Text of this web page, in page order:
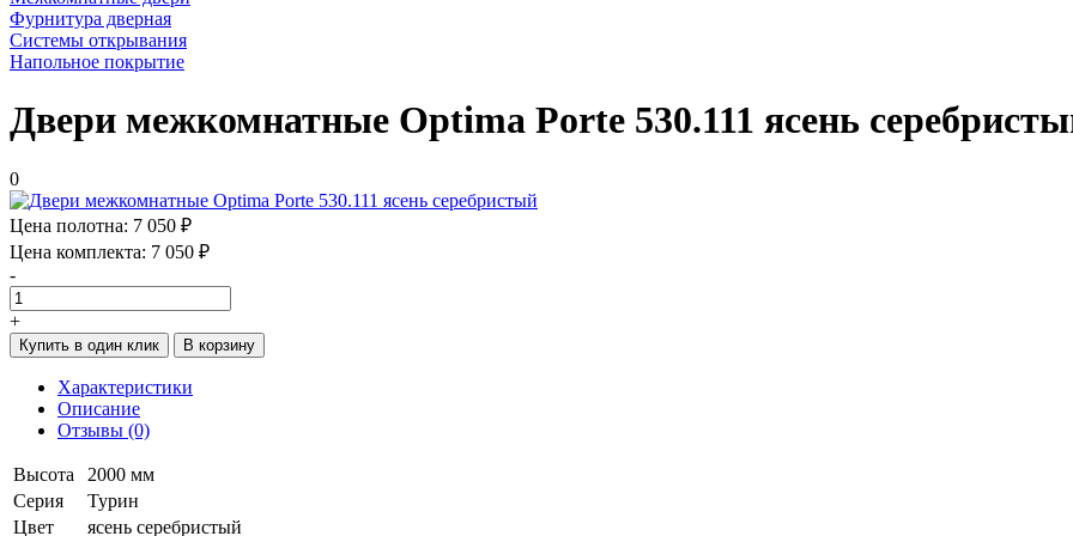
Фурнитура дверная
Системы открывания
Напольное покрытие
Двери межкомнатные Optima Porte 530.111 ясень
0
Цена полотна: 7 050 ₽
Цена комплекта: 7 050 ₽
-
+
Купить в один клик В корзину
Характеристики
Описание
Отзывы (0)
Высота
2000 мм
Серия
Турин
Цвет
ясень серебристый